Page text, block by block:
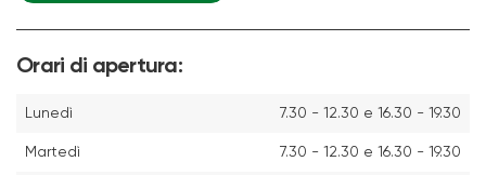
Orari di apertura:
Lunedì 7.30 - 12.30 e 16.30 - 19.30
Martedì 7.30 - 12.30 e 16.30 - 19.30